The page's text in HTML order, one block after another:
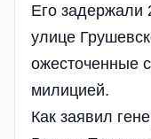
Его задержали
улице
ожесточенные
милицией.
Как заявил